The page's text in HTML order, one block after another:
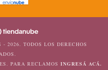
2026. TODOS LOS DERECHOS
PARA RECLAMOS INGRESÁ ACÁ.